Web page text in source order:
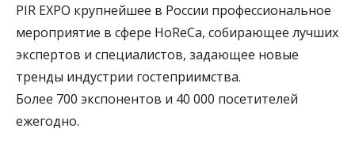
PIR EXPO крупнейшее в России профессиональное
мероприятие в сфере HoReCa, собирающее лучших
экспертов и специалистов, задающее новые
тренды индустрии гостеприимства.
Более 700 экспонентов и 40 000 посетителей
ежегодно.